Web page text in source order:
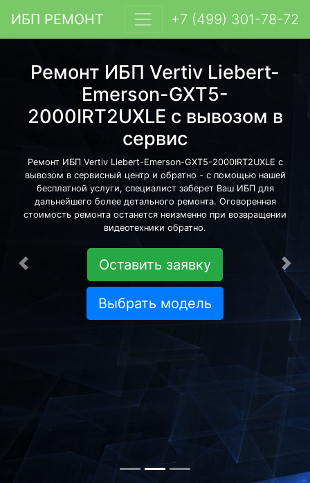
ИБП РЕМОНТ +7 (499) 301-78-72
Ремонт ИБП Vertiv Liebert-
Emerson-GXT5-
2000IRT2UXLE с вывозом в
сервис
Ремонт ИБП Vertiv Liebert-Emerson-GXT5-2000IRT2UXLE с
вывозом в сервисный центр и обратно - с помощью нашей
бесплатной услуги, специалист заберет Ваш ИБП для
дальнейшего более детального ремонта. Оговоренная
стоимость ремонта останется неизменно при возвращении
видеотехники обратно.
Оставить заявку
Выбрать модель
Предыдущая